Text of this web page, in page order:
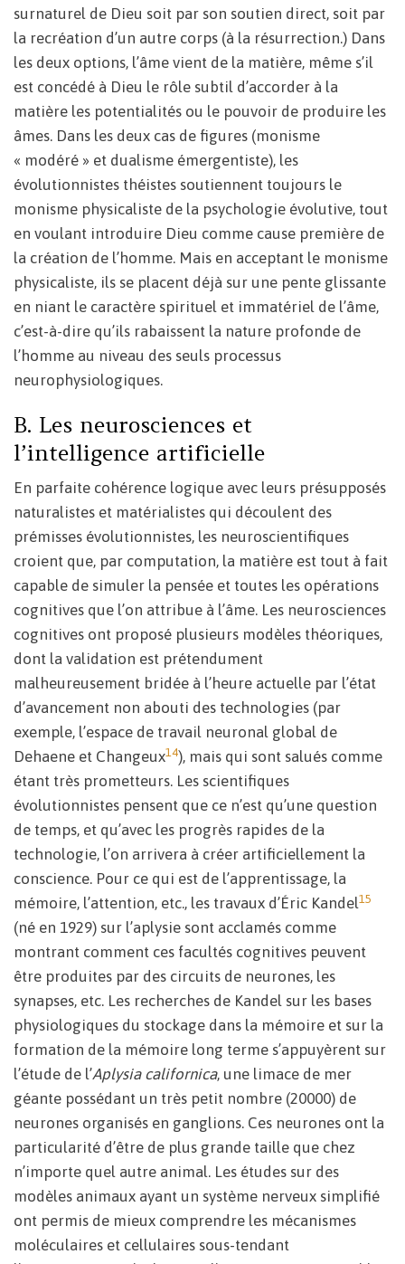
surnaturel de Dieu soit par son soutien direct, soit par
la recréation d’un autre corps (à la résurrection.) Dans
les deux options, l’âme vient de la matière, même s’il
est concédé à Dieu le rôle subtil d’accorder à la
matière les potentialités ou le pouvoir de produire les
âmes. Dans les deux cas de figures (monisme
« modéré » et dualisme émergentiste), les
évolutionnistes théistes soutiennent toujours le
monisme physicaliste de la psychologie évolutive, tout
en voulant introduire Dieu comme cause première de
la création de l’homme. Mais en acceptant le monisme
physicaliste, ils se placent déjà sur une pente glissante
en niant le caractère spirituel et immatériel de l’âme,
c’est-à-dire qu’ils rabaissent la nature profonde de
l’homme au niveau des seuls processus
neurophysiologiques.
B. Les neurosciences et
l’intelligence artificielle
En parfaite cohérence logique avec leurs présupposés
naturalistes et matérialistes qui découlent des
prémisses évolutionnistes, les neuroscientifiques
croient que, par computation, la matière est tout à fait
capable de simuler la pensée et toutes les opérations
cognitives que l’on attribue à l’âme. Les neurosciences
cognitives ont proposé plusieurs modèles théoriques,
dont la validation est prétendument
malheureusement bridée à l’heure actuelle par l’état
d’avancement non abouti des technologies (par
exemple, l’espace de travail neuronal global de
Dehaene et Changeux14), mais qui sont salués comme
étant très prometteurs. Les scientifiques
évolutionnistes pensent que ce n’est qu’une question
de temps, et qu’avec les progrès rapides de la
technologie, l’on arrivera à créer artificiellement la
conscience. Pour ce qui est de l’apprentissage, la
mémoire, l’attention, etc., les travaux d’Éric Kandel15
(né en 1929) sur l’aplysie sont acclamés comme
montrant comment ces facultés cognitives peuvent
être produites par des circuits de neurones, les
synapses, etc. Les recherches de Kandel sur les bases
physiologiques du stockage dans la mémoire et sur la
formation de la mémoire long terme s’appuyèrent sur
l’étude de l’Aplysia californica, une limace de mer
géante possédant un très petit nombre (20000) de
neurones organisés en ganglions. Ces neurones ont la
particularité d’être de plus grande taille que chez
n’importe quel autre animal. Les études sur des
modèles animaux ayant un système nerveux simplifié
ont permis de mieux comprendre les mécanismes
moléculaires et cellulaires sous-tendant